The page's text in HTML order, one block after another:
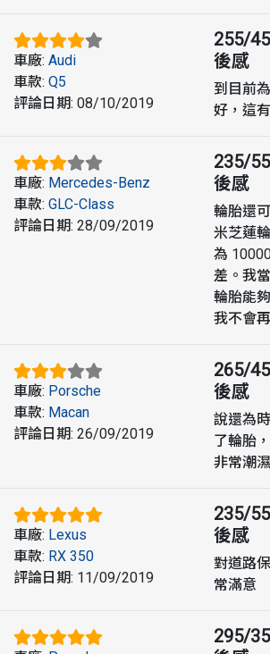
車廠: Audi
車款: Q5
評論日期: 08/10/2019
255/
後感
到目前
好，這
車廠: Mercedes-Benz
車款: GLC-Class
評論日期: 28/09/2019
235/
後感
輪胎還
米芝蓮
為
差。我
輪胎能
我不會
車廠: Porsche
車款: Macan
評論日期: 26/09/2019
265/
後感
說還為
了輪胎
非常潮
車廠: Lexus
車款: RX 350
評論日期: 11/09/2019
235/
後感
對道路
常滿意
295/